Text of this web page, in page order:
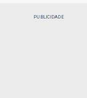
PUBLICIDADE